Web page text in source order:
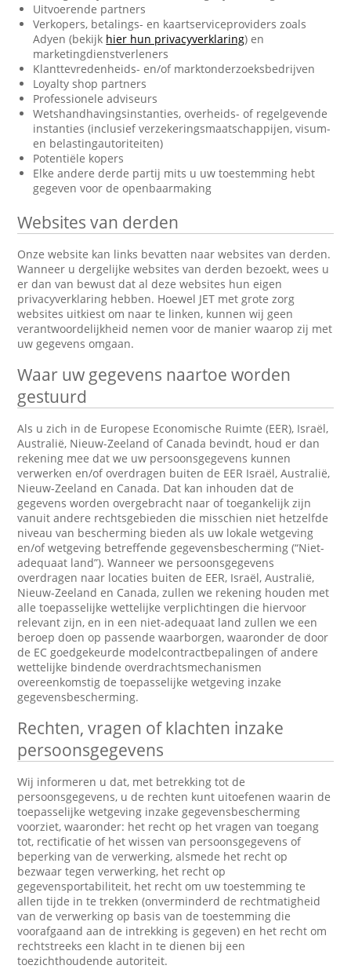
Uitvoerende partners
Verkopers, betalings- en kaartserviceproviders zoals
Adyen (bekijk hier hun privacyverklaring) en
marketingdienstverleners
Klanttevredenheids- en/of marktonderzoeksbedrijven
Loyalty shop partners
Professionele adviseurs
Wetshandhavingsinstanties, overheids- of regelgevende
instanties (inclusief verzekeringsmaatschappijen, visum-
en belastingautoriteiten)
Potentiële kopers
Elke andere derde partij mits u uw toestemming hebt
gegeven voor de openbaarmaking
Websites van derden
Onze website kan links bevatten naar websites van derden.
Wanneer u dergelijke websites van derden bezoekt, wees u
er dan van bewust dat al deze websites hun eigen
privacyverklaring hebben. Hoewel JET met grote zorg
websites uitkiest om naar te linken, kunnen wij geen
verantwoordelijkheid nemen voor de manier waarop zij met
uw gegevens omgaan.
Waar uw gegevens naartoe worden
gestuurd
Als u zich in de Europese Economische Ruimte (EER), Israël,
Australië, Nieuw-Zeeland of Canada bevindt, houd er dan
rekening mee dat we uw persoonsgegevens kunnen
verwerken en/of overdragen buiten de EER Israël, Australië,
Nieuw-Zeeland en Canada. Dat kan inhouden dat de
gegevens worden overgebracht naar of toegankelijk zijn
vanuit andere rechtsgebieden die misschien niet hetzelfde
niveau van bescherming bieden als uw lokale wetgeving
en/of wetgeving betreffende gegevensbescherming (“Niet-
adequaat land”). Wanneer we persoonsgegevens
overdragen naar locaties buiten de EER, Israël, Australië,
Nieuw-Zeeland en Canada, zullen we rekening houden met
alle toepasselijke wettelijke verplichtingen die hiervoor
relevant zijn, en in een niet-adequaat land zullen we een
beroep doen op passende waarborgen, waaronder de door
de EC goedgekeurde modelcontractbepalingen of andere
wettelijke bindende overdrachtsmechanismen
overeenkomstig de toepasselijke wetgeving inzake
gegevensbescherming.
Rechten, vragen of klachten inzake
persoonsgegevens
Wij informeren u dat, met betrekking tot de
persoonsgegevens, u de rechten kunt uitoefenen waarin de
toepasselijke wetgeving inzake gegevensbescherming
voorziet, waaronder: het recht op het vragen van toegang
tot, rectificatie of het wissen van persoonsgegevens of
beperking van de verwerking, alsmede het recht op
bezwaar tegen verwerking, het recht op
gegevensportabiliteit, het recht om uw toestemming te
allen tijde in te trekken (onverminderd de rechtmatigheid
van de verwerking op basis van de toestemming die
voorafgaand aan de intrekking is gegeven) en het recht om
rechtstreeks een klacht in te dienen bij een
toezichthoudende autoriteit.